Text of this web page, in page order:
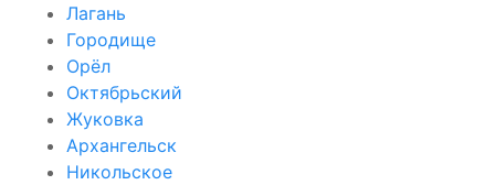
Лагань
Городище
Орёл
Октябрьский
Жуковка
Архангельск
Никольское